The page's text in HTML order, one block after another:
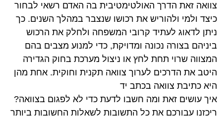
צוואה זאת הדרך האולטימטיבית בה האדם רשאי לבחור
כיצד ולמי ולהוריש את רכושו שנצבר במהלך השנים. כך
ניתן לדאוג לעתיד קרובי המשפחה ולחלק את הרכוש
ביניהם בצורה נכונה ומדויקת, כדי למנוע מצבים בהם
המצווה שרוי תחת לחץ או ניצול מערכת בחוק הגדירה
היטב את הדרכים לערוך צוואה תקנית וחוקית. אחת מהן
היא כתיבת צוואה בכתב יד
איך עושים זאת ומה חשבו לדעת כדי לא לפגום בצוואה?
ריכזנו עבורכם את כל התשובות לשאלות החשובות ביותר